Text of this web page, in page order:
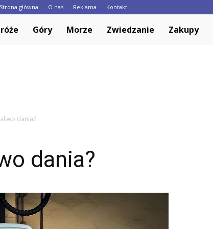
Strona główna O nas Reklama Kontakt
Góry Morze Zwiedzanie Zakupy
dania?
dania?